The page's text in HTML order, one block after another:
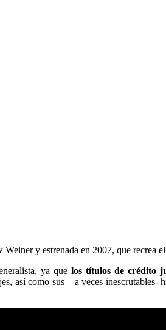
Weiner y estrenada en 2007, que recrea
ya que los títulos de crédito
así como sus – a veces inescrutables-